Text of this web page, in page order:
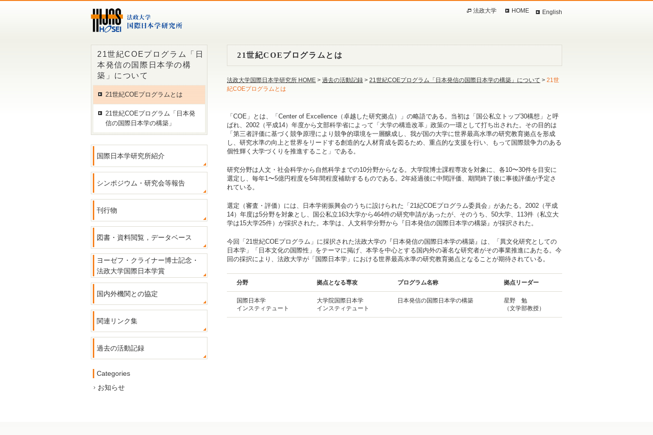
English
法政大学 HOME
21世紀COEプログラムとは
法政大学国際日本学研究所 HOME > 過去の活動記録 > 21世紀COEプログラム「日本発信の国際日本学の構築」について > 21世
紀COEプログラムとは
「COE」とは、「Center of Excellence（卓越した研究拠点）」の略語である。当初は「国公私立トップ30構想」と呼
ばれ、2002（平成14）年度から文部科学省によって「大学の構造改革」政策の一環として打ち出された。その目的は
「第三者評価に基づく競争原理により競争的環境を一層醸成し、我が国の大学に世界最高水準の研究教育拠点を形成
し、研究水準の向上と世界をリードする創造的な人材育成を図るため、重点的な支援を行い、もって国際競争力のある
個性輝く大学づくりを推進すること」である。
研究分野は人文・社会科学から自然科学までの10分野からなる。大学院博士課程専攻を対象に、各10〜30件を目安に
選定し、毎年1〜5億円程度を5年間程度補助するものである。2年経過後に中間評価、期間終了後に事後評価が予定さ
れている。
選定（審査・評価）には、日本学術振興会のうちに設けられた「21紀COEプログラム委員会」があたる。2002（平成
14）年度は5分野を対象とし、国公私立163大学から464件の研究申請があったが、そのうち、50大学、113件（私立大
学は15大学25件）が採択された。本学は、人文科学分野から『日本発信の国際日本学の構築』が採択された。
今回「21世紀COEプログラム」に採択された法政大学の『日本発信の国際日本学の構築』は、「異文化研究としての
日本学」「日本文化の国際性」をテーマに掲げ、本学を中心とする国内外の著名な研究者がその事業推進にあたる。今
回の採択により、法政大学が「国際日本学」における世界最高水準の研究教育拠点となることが期待されている。
分野 拠点となる専攻 プログラム名称 拠点リーダー
国際日本学
インスティテュート
大学院国際日本学
インスティテュート
日本発信の国際日本学の構築
星野 勉
（文学部教授）
21世紀COEプログラム「日
本発信の国際日本学の構
築」について
21世紀COEプログラムとは
21世紀COEプログラム「日本発
信の国際日本学の構築」
国際日本学研究所紹介
シンポジウム・研究会等報告
刊行物
図書・資料閲覧，データベース
ヨーゼフ・クライナー博士記念・
法政大学国際日本学賞
国内外機関との協定
関連リンク集
過去の活動記録
Categories
お知らせ